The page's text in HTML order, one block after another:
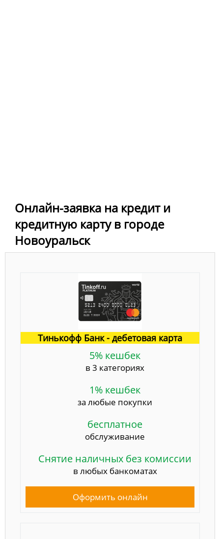
Онлайн-заявка на кредит и
кредитную карту в городе
Новоуральск
Тинькофф Банк - дебетовая карта
5% кешбек
в 3 категориях
1% кешбек
за любые покупки
бесплатное
обслуживание
Снятие наличных без комиссии
в любых банкоматах
Оформить онлайн